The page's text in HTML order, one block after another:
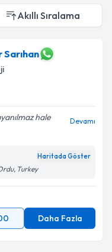
Akıllı Sıralama
hale
Devamı
Haritada Göster
Turkey
Daha Fazla